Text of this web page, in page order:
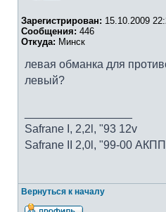
Зарегистрирован: 15.10.2009
Сообщения: 446
Откуда: Минск
левая обманка для
левый?
Safrane I, 2,2l, "93 12v
Safrane II 2,0l, "99-00 АКПП
Вернуться к началу